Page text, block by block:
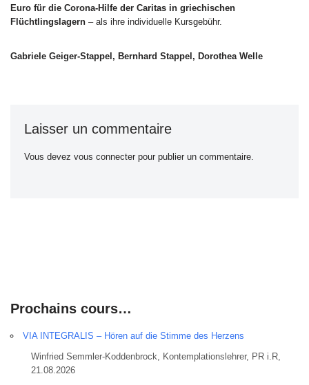
Euro für die Corona-Hilfe der Caritas in griechischen
Flüchtlingslagern – als ihre individuelle Kursgebühr.
Gabriele Geiger-Stappel, Bernhard Stappel, Dorothea Welle
Laisser un commentaire
Vous devez vous connecter pour publier un commentaire.
Prochains cours…
VIA INTEGRALIS – Hören auf die Stimme des Herzens
Winfried Semmler-Koddenbrock, Kontemplationslehrer, PR i.R,
21.08.2026